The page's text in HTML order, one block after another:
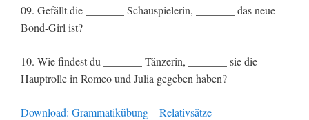
09. Gefällt die _______ Schauspielerin, _______ das neue
Bond-Girl ist?
10. Wie findest du _______ Tänzerin, _______ sie die
Hauptrolle in Romeo und Julia gegeben haben?
Download: Grammatikübung – Relativsätze